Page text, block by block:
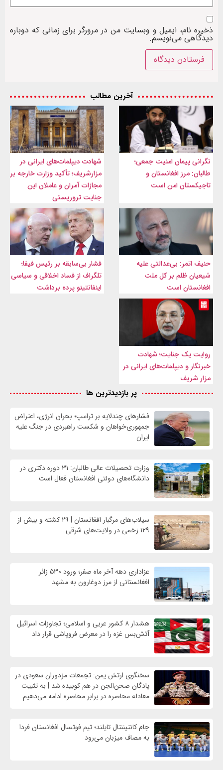
ذخیره نام، ایمیل و وبسایت من در مرورگر برای زمانی که دوباره
دیدگاهی می‌نویسم.
آخرین مطالب
نگرانی پیمان امنیت جمعی؛
طالبان: مرز افغانستان و
تاجیکستان امن است
شهادت‌ دیپلمات‌های ایرانی در
مزارشریف؛ تأکید وزارت خارجه بر
مجازات آمران و عاملان این
جنایت تروریستی
حنیف اتمر: بی‌عدالتی علیه
شیعیان ظلم بر کل ملت
افغانستان است
فشار بی‌سابقه بر رئیس فیفا؛
تلگراف از فساد اخلاقی و سیاسی
اینفانتینو پرده برداشت
روایت یک جنایت؛ شهادت
خبرنگار و دیپلمات‌های ایرانی در
مزار شریف
پر بازدیدترین ها
فشارهای چندلایه بر ترامپ؛ بحران انرژی، اعتراض
جمهوری‌خواهان و شکست راهبردی در جنگ علیه
ایران
وزارت تحصیلات عالی طالبان: ۳۱ دوره دکتری در
دانشگاه‌های دولتی افغانستان فعال است
سیلاب‌های مرگبار افغانستان | ۲۹ کشته و بیش از
۱۲۹ زخمی در ولایت‌های شرقی
عزاداری دهه آخر ماه صفر؛ ورود ۵۳۰ زائر
افغانستانی از مرز دوغارون به مشهد
هشدار ۸ کشور عربی و اسلامی؛ تجاوزات اسرائیل
آتش‌بس غزه را در معرض فروپاشی قرار داد
سخنگوی ارتش یمن: تجمعات مزدوران سعودی در
پادگان صحن‌الجن در هم کوبیده شد | به تثبیت
معادله محاصره در برابر محاصره ادامه می‌دهیم
جام کانتیننتال تایلند؛ تیم فوتسال افغانستان فردا
به مصاف میزبان می‌رود